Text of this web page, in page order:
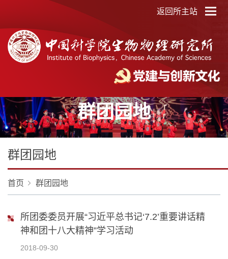
返回所主站
群团园地
群团园地
首页 群团园地
所团委委员开展“习近平总书记‘7.2’重要讲话精
神和团十八大精神”学习活动
2018-09-30